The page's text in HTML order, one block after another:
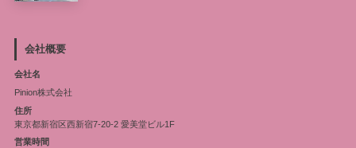
会社概要
会社名
Pinion株式会社
住所
東京都新宿区西新宿7-20-2 愛美堂ビル1F
営業時間